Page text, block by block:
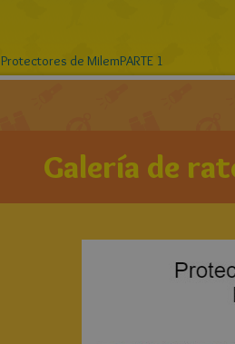
Protectores de MilemPARTE 1
Galería de